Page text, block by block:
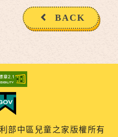
BACK
部中區兒童之家版權所有